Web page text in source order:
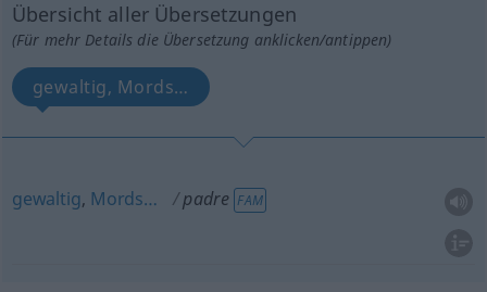
Übersicht aller Übersetzungen
(Für mehr Details die Übersetzung anklicken/antippen)
gewaltig, Mords…
gewaltig, Mords… padre FAM